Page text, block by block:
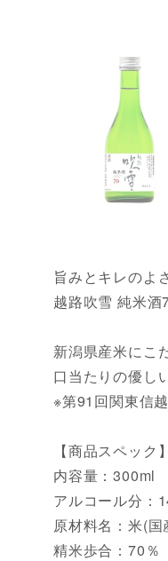
旨みとキレのよ
越路吹雪 純米酒
新潟県産米にこ
口当たりの優し
※第91回関東信
【商品スペック】
内容量：300ml
アルコール分：
原材料名：米(
精米歩合：70％